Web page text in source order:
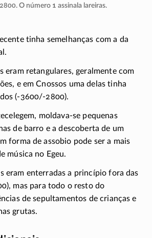
. O número 1 assinala lareiras.
tinha semelhanças com a da
eram retangulares, geralmente com
e em Cnossos uma delas tinha
(-3600/-2800).
moldava-se pequenas
de barro e a descoberta de um
forma de assobio pode ser a mais
música no Egeu.
eram enterradas a princípio fora das
, mas para todo o resto do
de sepultamentos de crianças e
grutas.